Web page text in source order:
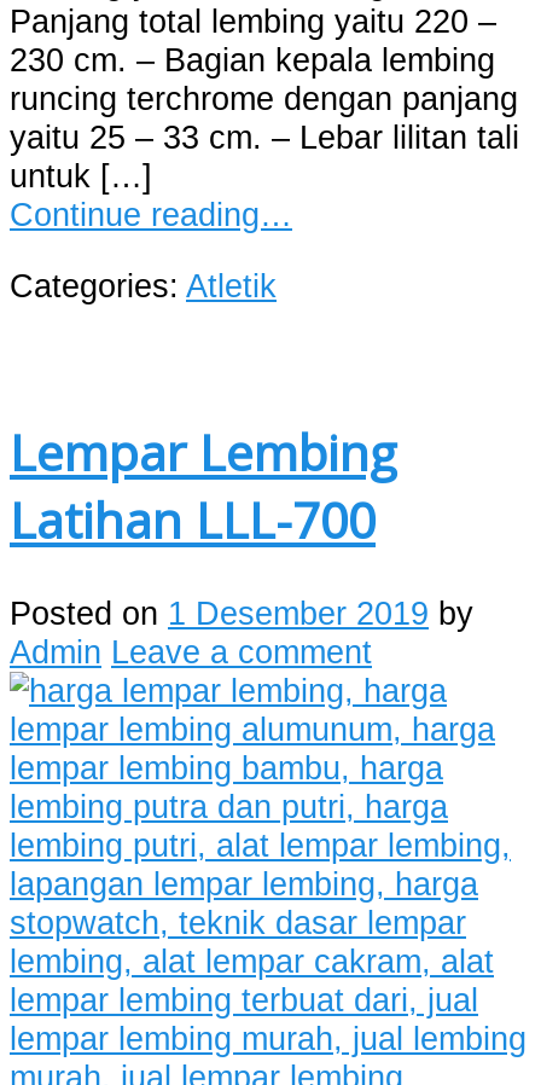
Panjang total lembing yaitu 220 –
230 cm. – Bagian kepala lembing
runcing terchrome dengan panjang
yaitu 25 – 33 cm. – Lebar lilitan tali
untuk […]
Continue reading…
Categories: Atletik
Lempar Lembing
Latihan LLL-700
Posted on 1 Desember 2019 by
Admin Leave a comment